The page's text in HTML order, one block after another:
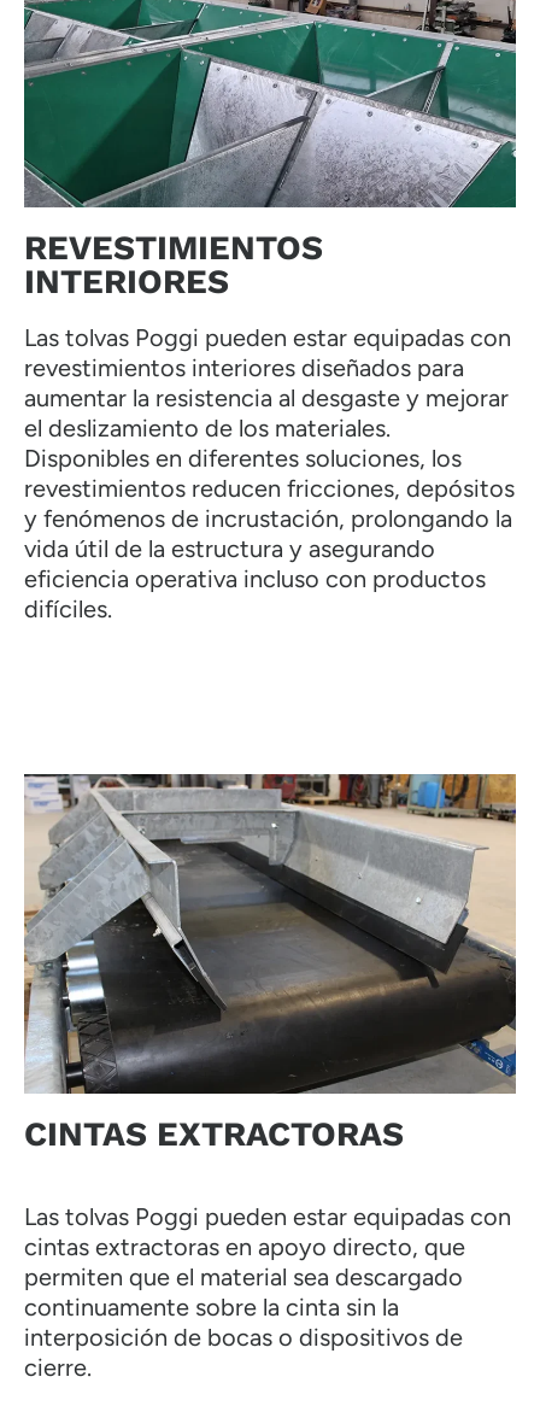
REVESTIMIENTOS
INTERIORES
Las tolvas Poggi pueden estar equipadas con
revestimientos interiores diseñados para
aumentar la resistencia al desgaste y mejorar
el deslizamiento de los materiales.
Disponibles en diferentes soluciones, los
revestimientos reducen fricciones, depósitos
y fenómenos de incrustación, prolongando la
vida útil de la estructura y asegurando
eficiencia operativa incluso con productos
difíciles.
CINTAS EXTRACTORAS
Las tolvas Poggi pueden estar equipadas con
cintas extractoras en apoyo directo, que
permiten que el material sea descargado
continuamente sobre la cinta sin la
interposición de bocas o dispositivos de
cierre.